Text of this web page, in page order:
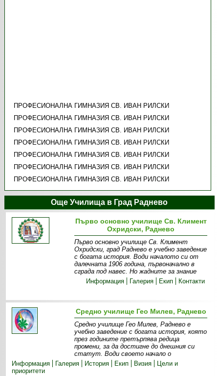
ПРОФЕСИОНАЛНА ГИМНАЗИЯ СВ. ИВАН РИЛСКИ
ПРОФЕСИОНАЛНА ГИМНАЗИЯ СВ. ИВАН РИЛСКИ
ПРОФЕСИОНАЛНА ГИМНАЗИЯ СВ. ИВАН РИЛСКИ
ПРОФЕСИОНАЛНА ГИМНАЗИЯ СВ. ИВАН РИЛСКИ
ПРОФЕСИОНАЛНА ГИМНАЗИЯ СВ. ИВАН РИЛСКИ
ПРОФЕСИОНАЛНА ГИМНАЗИЯ СВ. ИВАН РИЛСКИ
ПРОФЕСИОНАЛНА ГИМНАЗИЯ СВ. ИВАН РИЛСКИ
Още Училища в Град Раднево
Първо основно училище Св. Климент
Охридски, Раднево
Първо основно училище Св. Климент
Охридски, град Раднево е учебно заведение
с богата история. Води началото си от
далечната 1906 година, първоначално в
сграда под навес. Но жадните за знание
Информация
Галерия Екип Контакти
Средно училище Гео Милев, Раднево
Средно училище Гео Милев, Раднево е
учебно заведение с богата история, която
през годините претърпява редица
промени, за да достигне до днешния си
статут. Води своето начало о
Информация
Галерия История Екип Визия
Цели и
приоритети